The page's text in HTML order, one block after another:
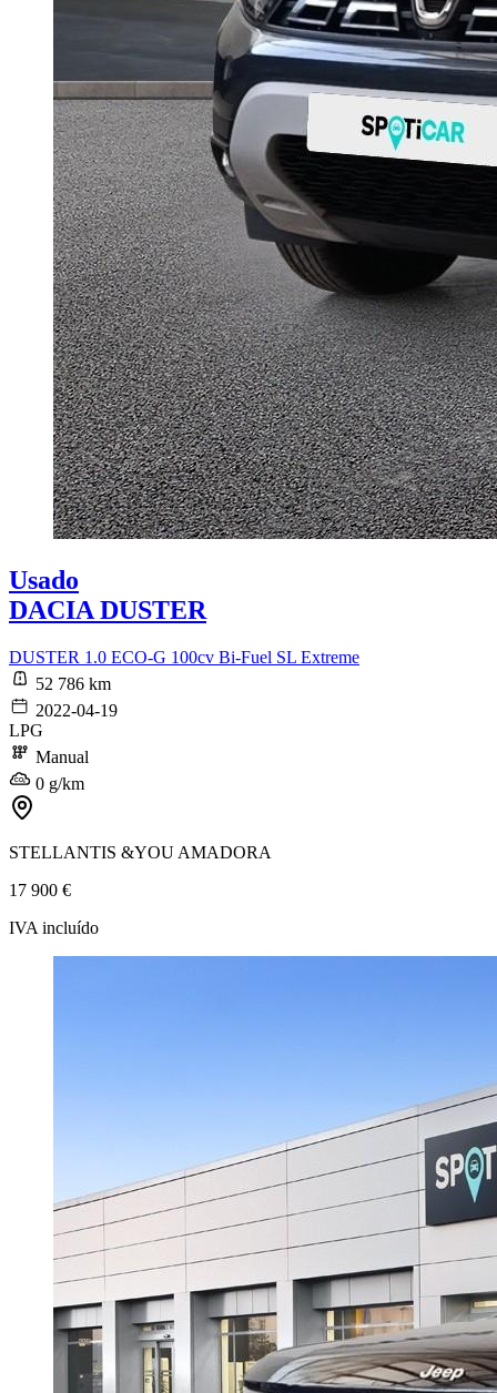
Usado
DACIA DUSTER
DUSTER 1.0 ECO-G 100cv Bi-Fuel SL Extreme
52 786 km
2022-04-19
LPG
Manual
0 g/km
STELLANTIS &YOU AMADORA
17 900 €
IVA incluído